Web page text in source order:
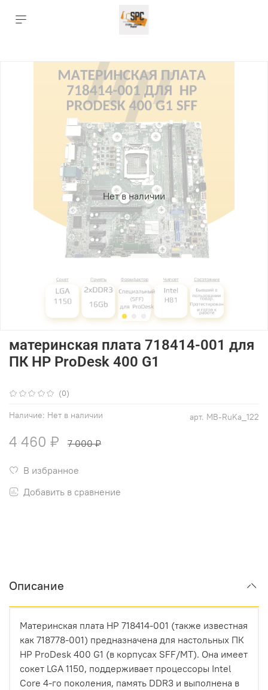
Нет в наличии
(0)
арт. MB-RuKa_122
Наличие: Нет в наличии
материнская плата 718414-001 для
ПК HP ProDesk 400 G1
4 460 ₽ 7 000 ₽
В избранное
Добавить в сравнение
Описание
Материнская плата HP 718414-001 (также известная
как 718778-001) предназначена для настольных ПК
HP ProDesk 400 G1 (в корпусах SFF/MT). Она имеет
сокет LGA 1150, поддерживает процессоры Intel
Core 4-го поколения, память DDR3 и выполнена в